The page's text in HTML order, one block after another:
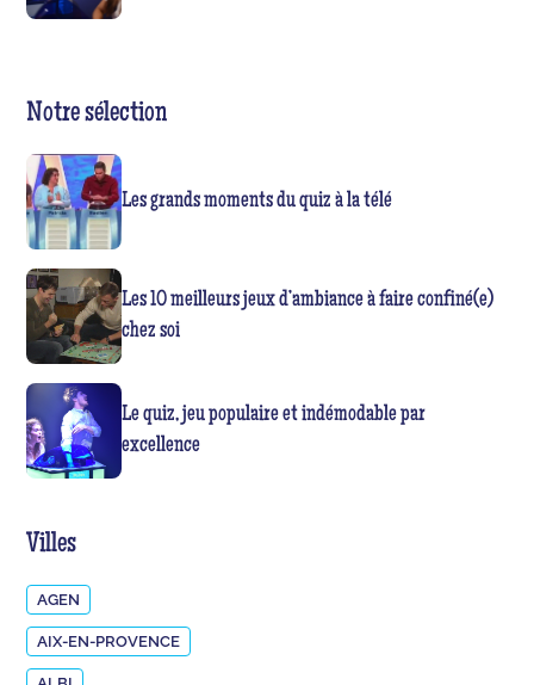
Notre sélection
Les grands moments du quiz à la télé
Les 10 meilleurs jeux d’ambiance à faire confiné(e)
chez soi
Le quiz, jeu populaire et indémodable par
excellence
Villes
AGEN
AIX-EN-PROVENCE